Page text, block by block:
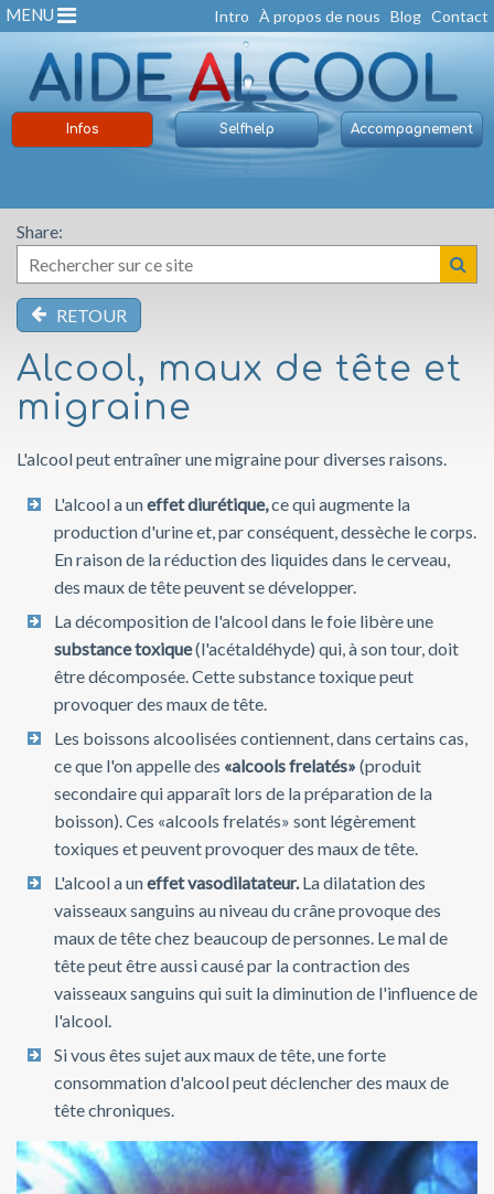
MENU Intro À propos de nous Blog Contact
Infos Selfhelp Accompagnement
Share:
RETOUR
Alcool, maux de tête et
migraine
L'alcool peut entraîner une migraine pour diverses raisons.
L'alcool a uneffet diurétique,ce qui augmente la
production d'urine et, par conséquent, dessèche le corps.
En raison de la réduction des liquides dans le cerveau,
des maux de tête peuvent se développer.
La décomposition de l'alcool dans le foie libère une
substance toxique(l'acétaldéhyde) qui, à son tour, doit
être décomposée. Cette substance toxique peut
provoquer des maux de tête.
Les boissons alcoolisées contiennent, dans certains cas,
ce que l'on appelle des «alcools frelatés» (produit
secondaire qui apparaît lors de la préparation de la
boisson). Ces «alcools frelatés» sont légèrement
toxiques et peuvent provoquer des maux de tête.
L'alcool a uneffet vasodilatateur.La dilatation des
vaisseaux sanguins au niveau du crâne provoque des
maux de tête chez beaucoup de personnes. Le mal de
tête peut être aussi causé par la contraction des
vaisseaux sanguins qui suit la diminution de l'influence de
l'alcool.
Si vous êtes sujet aux maux de tête, une forte
consommation d'alcool peut déclencher des maux de
tête chroniques.